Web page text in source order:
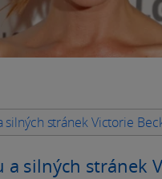
stránek Victorie
silných stránek